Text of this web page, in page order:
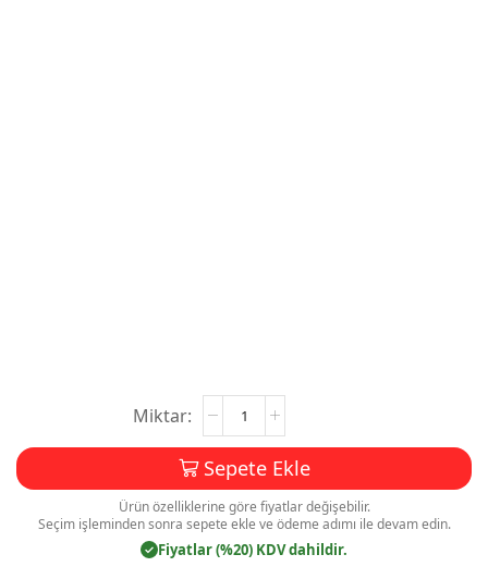
Kartvizit
Baskı
Mdl:V071
adet
Sepete Ekle
Ürün özelliklerine göre fiyatlar değişebilir.
Seçim işleminden sonra sepete ekle ve ödeme adımı ile devam edin.
✓ Fiyatlar (%20) KDV dahildir.